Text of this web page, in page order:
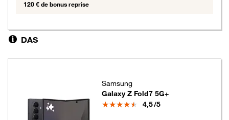
120 € de bonus reprise
DAS
Samsung
Galaxy Z Fold7 5G+
Note
4,5/5